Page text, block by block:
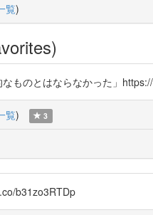
覧)
ものとはならなかった」
覧) 3
b31zo3RTDp